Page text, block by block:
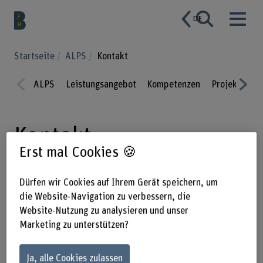
DE
Startseite ALPS Kontakt
ious
ALPS Leistungsangebot Kompetenzen Projekte
Kontakt
Kontaktieren Sie uns oder sprechen
Sie direkt mit unseren
Fachexpertinnen und Fachexperten auf
einer Zusammenarbeit gewinnen alle
Erst mal Cookies 🍪
Dürfen wir Cookies auf Ihrem Gerät speichern, um
die Website-Navigation zu verbessern, die
Website-Nutzung zu analysieren und unser
Marketing zu unterstützen?
Ja, alle Cookies zulassen